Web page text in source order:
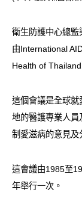
新聞發佈
愛滋病病毒感染
愛滋病呈報表格
其他
衛生防護中心總監
由International
Health of
這個會議是全球就
地的醫護專業人員
制愛滋病的意見及
這會議由1985至
年舉行一次。